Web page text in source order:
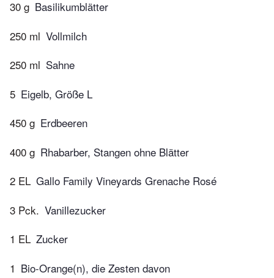
30 g Basilikumblätter
250 ml Vollmilch
250 ml Sahne
5 Eigelb, Größe L
450 g Erdbeeren
400 g Rhabarber, Stangen ohne Blätter
2 EL Gallo Family Vineyards Grenache Rosé
3 Pck. Vanillezucker
1 EL Zucker
1 Bio-Orange(n), die Zesten davon